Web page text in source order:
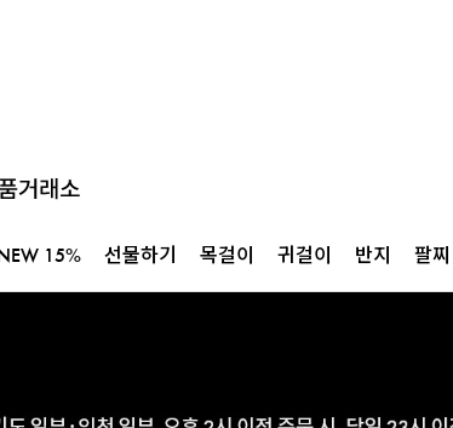
15% 선물하기 목걸이 귀걸이 반지 팔찌